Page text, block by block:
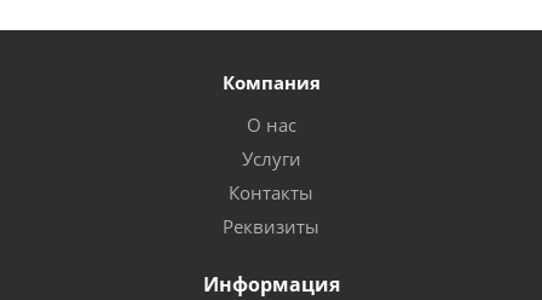
Компания
О нас
Услуги
Контакты
Реквизиты
Информация